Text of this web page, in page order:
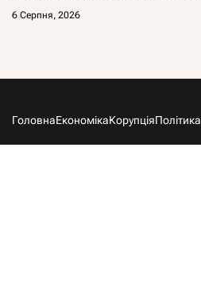
6 Серпня, 2026
ГоловнаЕкономікаКорупціяПолітика